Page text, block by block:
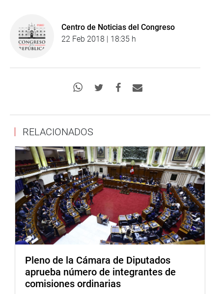
Centro de Noticias del Congreso
22 Feb 2018 | 18:35 h
RELACIONADOS
Pleno de la Cámara de Diputados
aprueba número de integrantes de
comisiones ordinarias